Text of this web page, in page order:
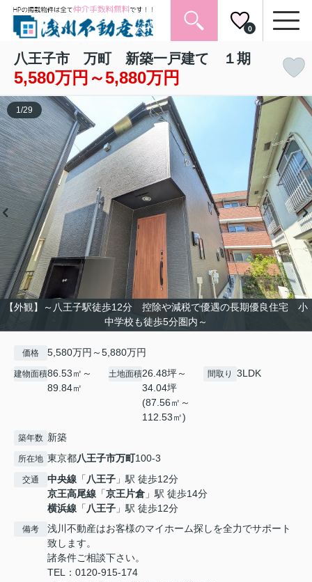
0
八王子市 万町 新築一戸建て １期
5,580万円～5,880万円
【外観】～八王子駅徒歩12分 控除や減税で優遇の長期優良住宅 小
中学校も徒歩5分圏内～
1 /29
価格 5,580万円～5,880万円
建物面積86.53㎡～
89.84㎡
土地面積26.48坪～
34.04坪
(87.56㎡～
112.53㎡)
間取り 3LDK
築年数 新築
所在地 東京都八王子市万町100-3
交通 中央線 「 八王子 」駅 徒歩12分
京王高尾線 「京王片倉 」駅 徒歩14分
横浜線 「 八王子 」駅 徒歩12分
備考
浅川不動産はお客様のマイホーム探しを全力でサポート
致します。
諸条件ご相談下さい。
TEL：0120-915-174